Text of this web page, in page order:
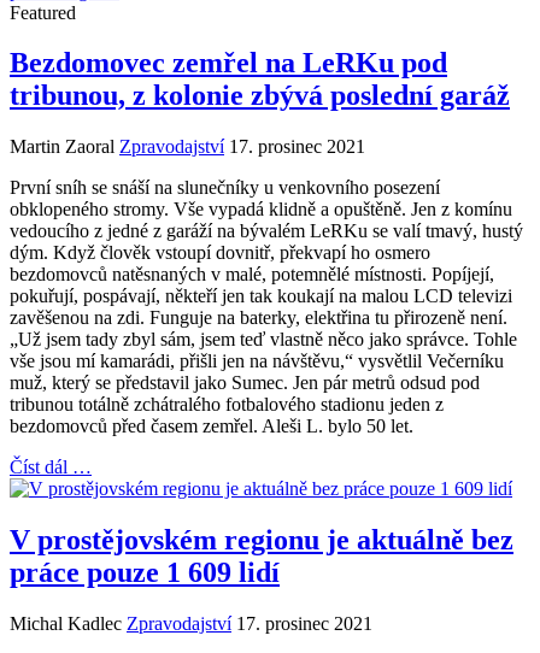
Featured
Bezdomovec zemřel na LeRKu pod
tribunou, z kolonie zbývá poslední garáž
Martin Zaoral Zpravodajství 17. prosinec 2021
První sníh se snáší na slunečníky u venkovního posezení
obklopeného stromy. Vše vypadá klidně a opuštěně. Jen z komínu
vedoucího z jedné z garáží na bývalém LeRKu se valí tmavý, hustý
dým. Když člověk vstoupí dovnitř, překvapí ho osmero
bezdomovců natěsnaných v malé, potemnělé místnosti. Popíjejí,
pokuřují, pospávají, někteří jen tak koukají na malou LCD televizi
zavěšenou na zdi. Funguje na baterky, elektřina tu přirozeně není.
„Už jsem tady zbyl sám, jsem teď vlastně něco jako správce. Tohle
vše jsou mí kamarádi, přišli jen na návštěvu,“ vysvětlil Večerníku
muž, který se představil jako Sumec. Jen pár metrů odsud pod
tribunou totálně zchátralého fotbalového stadionu jeden z
bezdomovců před časem zemřel. Aleši L. bylo 50 let.
Číst dál …
V prostějovském regionu je aktuálně bez
práce pouze 1 609 lidí
Michal Kadlec Zpravodajství 17. prosinec 2021